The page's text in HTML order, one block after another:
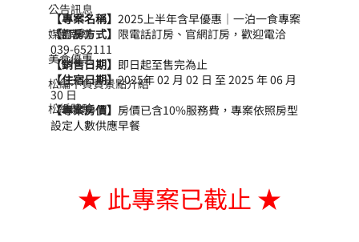
公告訊息
媒體報導
美食優惠
松編不負責景點介紹
松編體驗
【專案名稱】 2025上半年含早優惠｜一泊一食專案
【訂房方式】 限電話訂房、官網訂房，歡迎電洽
039-652111
【銷售日期】 即日起至售完為止
【住宿日期】2025年 02 月 02 日 至 2025 年 06 月
30 日
【專案房價】 房價已含10%服務費，專案依照房型
設定人數供應早餐
★ 此專案已截止 ★